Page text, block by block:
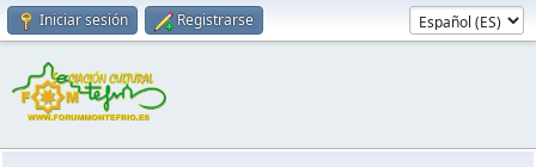
Iniciar sesión Registrarse